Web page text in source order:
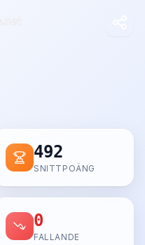
492
SNITTPOÄNG
0
FALLANDE